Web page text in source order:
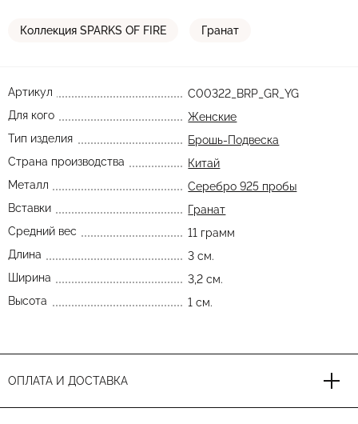
Коллекция SPARKS OF FIRE Гранат
Артикул
C00322_BRP_GR_YG
Для кого
Женские
Тип изделия
Брошь-Подвеска
Страна производства
Китай
Металл
Серебро 925 пробы
Вставки
Гранат
Средний вес
11 грамм
Длина
3 см.
Ширина
3,2 см.
Высота
1 см.
ОПЛАТА И ДОСТАВКА